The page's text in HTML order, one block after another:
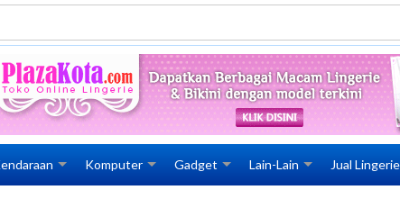
Komputer Gadget Lain-Lain Jual